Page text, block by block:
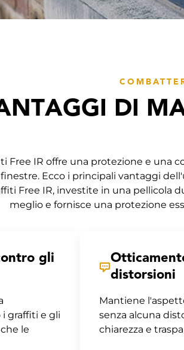
DI
Free IR offre una protezione e una
Ecco i principali vantaggi
Free IR, investite in una pellicola
meglio e fornisce una protezione
gli
graffiti e gli
le
distorsioni
Mantiene
senza alcuna
chiarezza e